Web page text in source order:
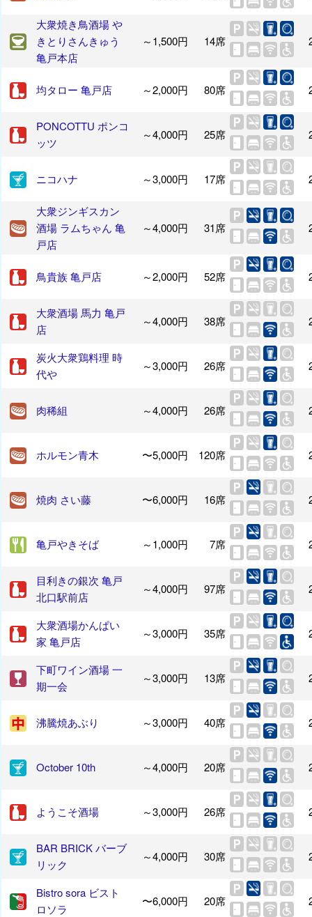
大衆焼き鳥酒場 や
きとりさんきゅう
亀戸本店
～1,500円 14席
均タロー 亀戸店 ～2,000円 80席
PONCOTTU ポンコ
ッツ
～4,000円 25席
ニコハナ ～3,000円 17席
大衆ジンギスカン
酒場 ラムちゃん 亀
戸店
～4,000円 31席
鳥貴族 亀戸店 ～2,000円 52席
大衆酒場 馬力 亀戸
店
～4,000円 38席
炭火大衆鶏料理 時
代や
～3,000円 26席
肉稀組 ～4,000円 26席
ホルモン青木 〜5,000円 120席
焼肉 さい藤 〜6,000円 16席
亀戸やきそば ～1,000円 7席
目利きの銀次 亀戸
北口駅前店
～4,000円 97席
大衆酒場かんぱい
家 亀戸店
～3,000円 35席
下町ワイン酒場 一
期一会
～3,000円 13席
沸騰焼あぶり ～3,000円 40席
October 10th ～4,000円 20席
ようこそ酒場 ～3,000円 26席
BAR BRICK バーブ
リック
～4,000円 30席
Bistro sora ビスト
ロソラ
〜6,000円 20席